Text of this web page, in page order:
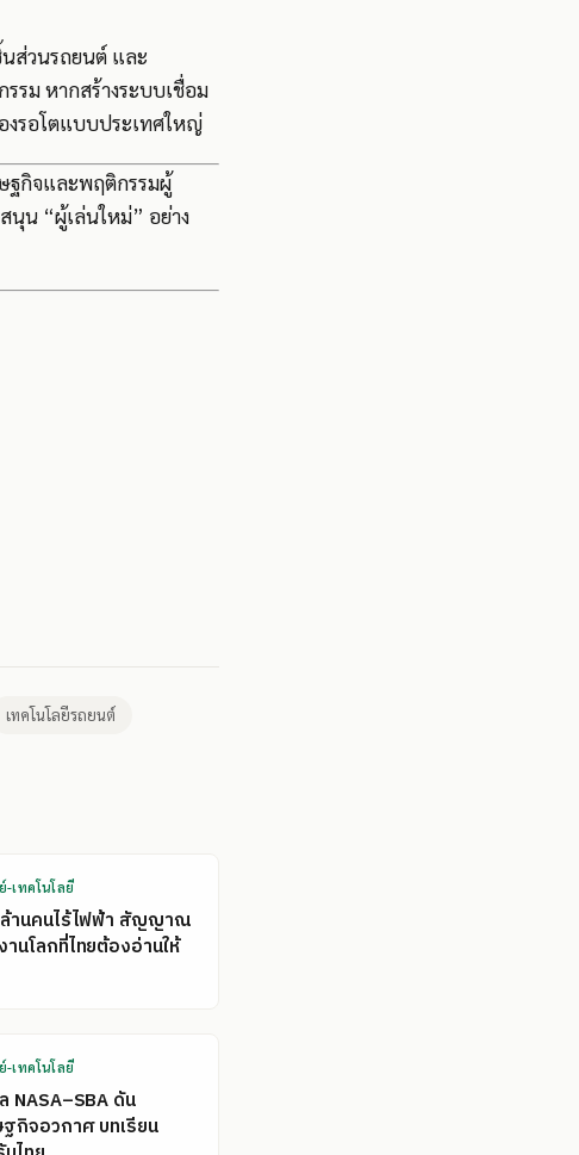
นส่วนรถยนต์ และ
รม หากสร้างระบบเชื่อม
งรอโตแบบประเทศใหญ่
ษฐกิจและพฤติกรรมผู้
นุน “ผู้เล่นใหม่” อย่าง
เทคโนโลยีรถยนต์
-เทคโนโลยี
านคนไร้ไฟฟ้า สัญญาณ
นโลกที่ไทยต้องอ่านให้
-เทคโนโลยี
NASA–SBA ดัน
ฐกิจอวกาศ บทเรียน